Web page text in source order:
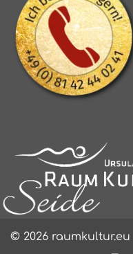
© 2026 raumkultur.eu